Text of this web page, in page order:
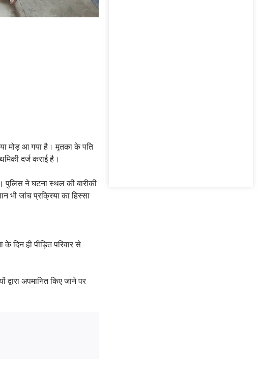
मोड़ आ गया है। मृतका के पति
दर्ज कराई है।
पुलिस ने घटना स्थल की बारीकी
भी जांच प्रक्रिया का हिस्सा
दिन ही पीड़ित परिवार से
अपमानित किए जाने पर